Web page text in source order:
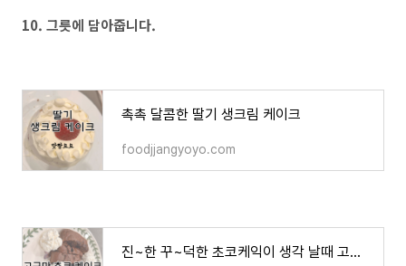
10. 그릇에 담아줍니다.
촉촉 달콤한 딸기 생크림 케이크
foodjjangyoyo.com
진~한 꾸~덕한 초코케익이 생각 날때 고구마초코케이크